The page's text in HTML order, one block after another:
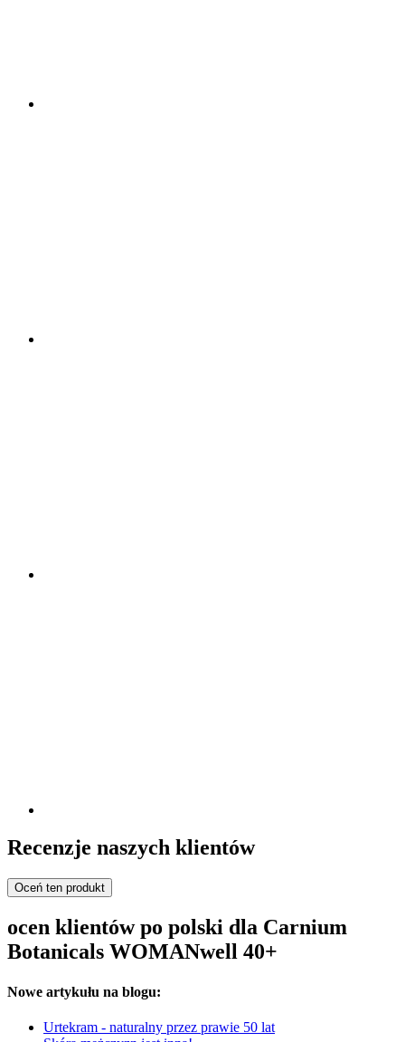
Recenzje naszych klientów
Oceń ten produkt
ocen klientów po polski dla Carnium
Botanicals WOMANwell 40+
Nowe artykułu na blogu:
Urtekram - naturalny przez prawie 50 lat